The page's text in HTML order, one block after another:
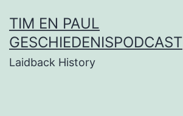
naar
de
inhoud
TIM EN PAUL
GESCHIEDENISPODCAST
Laidback History